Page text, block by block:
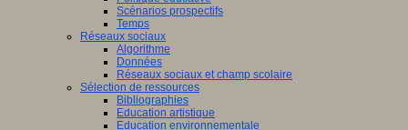
Scénarios prospectifs
Temps
Réseaux sociaux
Algorithme
Données
Réseaux sociaux et champ scolaire
Sélection de ressources
Bibliographies
Education artistique
Education environnementale